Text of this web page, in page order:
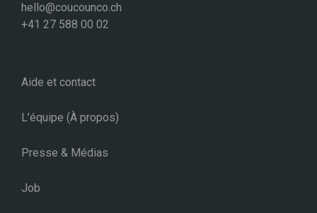
hello@coucounco.ch
+41 27 588 00 02
Aide et contact
L’équipe (À propos)
Presse & Médias
Job